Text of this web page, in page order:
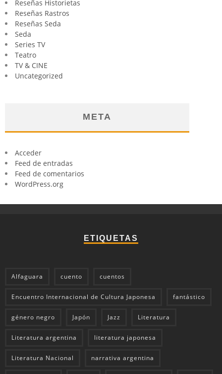
Reseñas Historietas
Reseñas Rastros
Reseñas Seda
Seda
Series TV
Teatro
TV & CINE
Uncategorized
META
Acceder
Feed de entradas
Feed de comentarios
WordPress.org
ETIQUETAS
Alfaguara cuento cuentos
Encuentro Internacional de Cultura Japonesa fantástico
género negro Japón Jazz Literatura
Literatura argentina literatura japonesa
Literatura Nacional narrativa argentina